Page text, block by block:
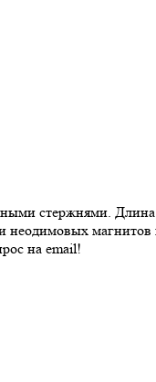
стержнями.
неодимовых магнитов
на email!